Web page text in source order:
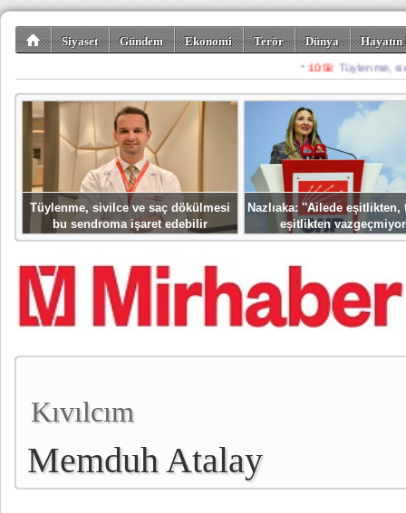
Siyaset Gündem Ekonomi Terör Dünya
Spor Misafir
Tüylenme, sivilce ve saç dökülmesi
bu sendroma işaret edebilir
Nazlıaka: ''Ailede eşitlikten,
eşitlikten
Kıvılcım
Memduh Atalay